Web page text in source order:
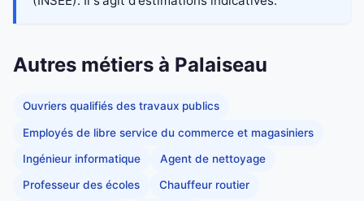
Autres métiers à Palaiseau
Ouvriers qualifiés des travaux publics
Employés de libre service du commerce et magasiniers
Ingénieur informatique Agent de nettoyage
Professeur des écoles Chauffeur routier